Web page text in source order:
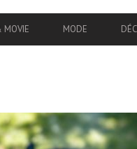
MOVIE MODE